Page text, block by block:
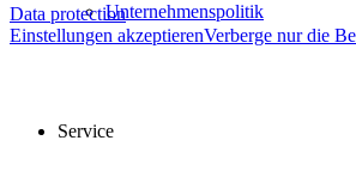
Unternehmenspolitik
Service
Data protection
Einstellungen akzeptierenVerberge nur die